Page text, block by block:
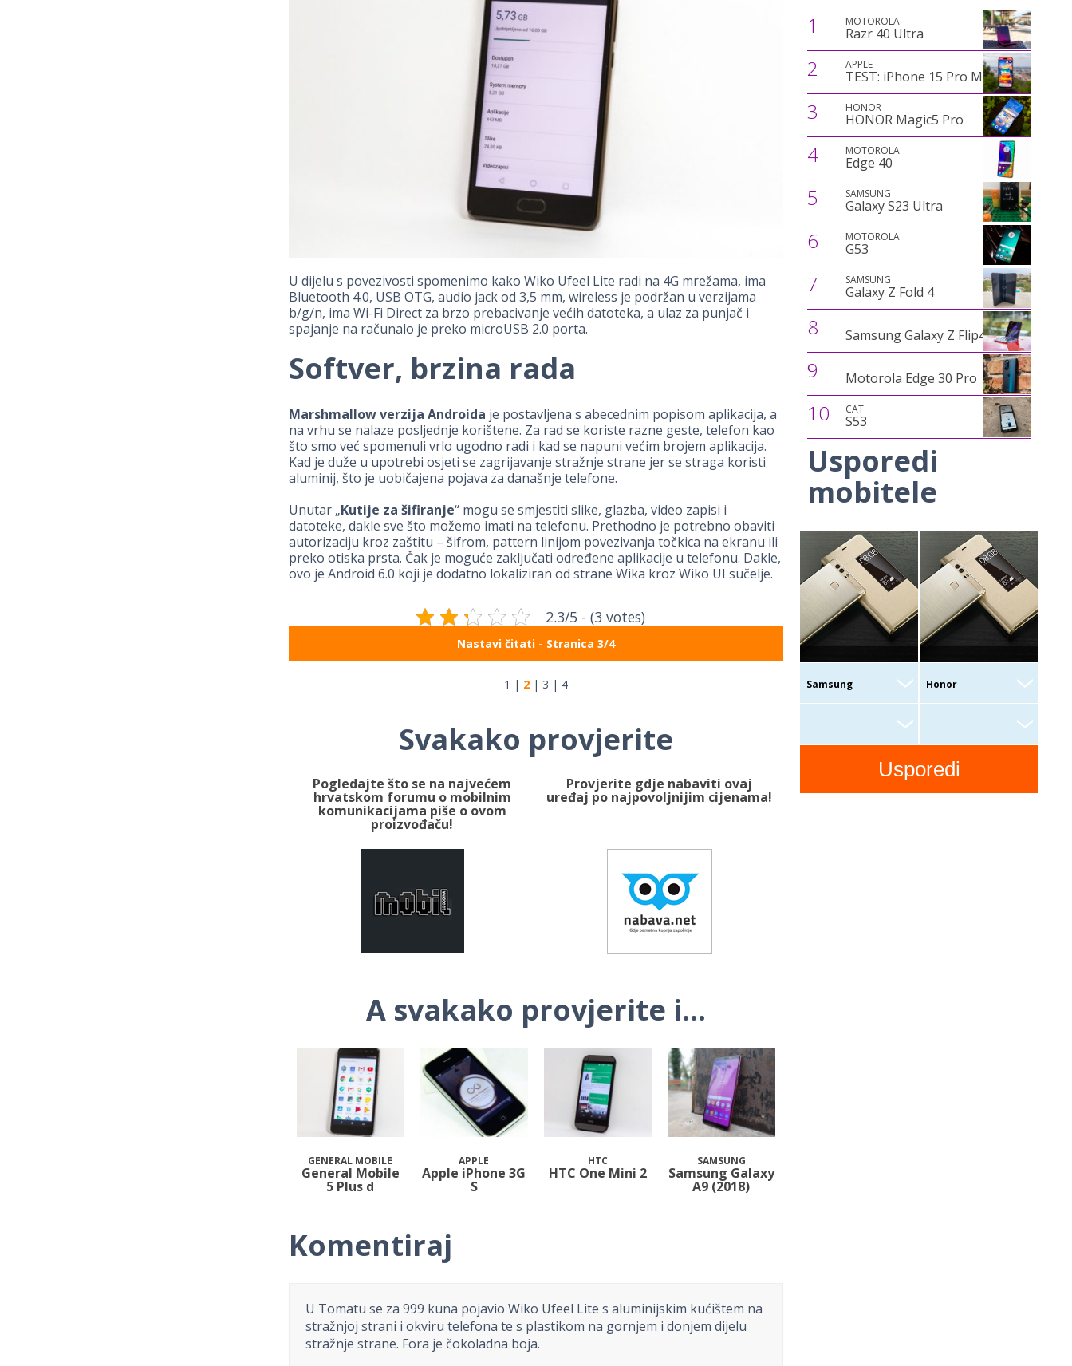
U dijelu s povezivosti spomenimo kako Wiko Ufeel Lite radi na 4G mrežama, ima
Bluetooth 4.0, USB OTG, audio jack od 3,5 mm, wireless je podržan u verzijama
b/g/n, ima Wi-Fi Direct za brzo prebacivanje većih datoteka, a ulaz za punjač i
spajanje na računalo je preko microUSB 2.0 porta.
Softver, brzina rada
Marshmallow verzija Androida je postavljena s abecednim popisom aplikacija, a
na vrhu se nalaze posljednje korištene. Za rad se koriste razne geste, telefon kao
što smo već spomenuli vrlo ugodno radi i kad se napuni većim brojem aplikacija.
Kad je duže u upotrebi osjeti se zagrijavanje stražnje strane jer se straga koristi
aluminij, što je uobičajena pojava za današnje telefone.
Unutar „Kutije za šifiranje“ mogu se smjestiti slike, glazba, video zapisi i
datoteke, dakle sve što možemo imati na telefonu. Prethodno je potrebno obaviti
autorizaciju kroz zaštitu – šifrom, pattern linijom povezivanja točkica na ekranu ili
preko otiska prsta. Čak je moguće zaključati određene aplikacije u telefonu. Dakle,
ovo je Android 6.0 koji je dodatno lokaliziran od strane Wika kroz Wiko UI sučelje.
2.3/5 - (3 votes)
Nastavi čitati - Stranica 3/4
1 | 2| 3 | 4
Svakako provjerite
Pogledajte što se na najvećem
hrvatskom forumu o mobilnim
komunikacijama piše o ovom
proizvođaču!
Provjerite gdje nabaviti ovaj
uređaj po najpovoljnijim cijenama!
A svakako provjerite i...
GENERAL MOBILE
General Mobile
5 Plus d
APPLE
Apple iPhone 3G
S
HTC
HTC One Mini 2
SAMSUNG
Samsung Galaxy
A9 (2018)
Komentiraj
U Tomatu se za 999 kuna pojavio Wiko Ufeel Lite s aluminijskim kućištem na
stražnjoj strani i okviru telefona te s plastikom na gornjem i donjem dijelu
stražnje strane. Fora je čokoladna boja.
1 MOTOROLA
Razr 40 Ultra
2 APPLE
TEST: iPhone 15 Pro Max
3 HONOR
HONOR Magic5 Pro
4 MOTOROLA
Edge 40
5 SAMSUNG
Galaxy S23 Ultra
6 MOTOROLA
G53
7 SAMSUNG
Galaxy Z Fold 4
8 Samsung Galaxy Z Flip4
9 Motorola Edge 30 Pro
10 CAT
S53
Usporedi
mobitele